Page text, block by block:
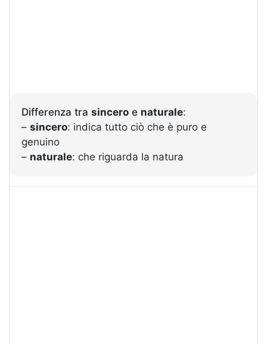
Differenza tra sincero e naturale:
– sincero: indica tutto ciò che è puro e
genuino
– naturale: che riguarda la natura